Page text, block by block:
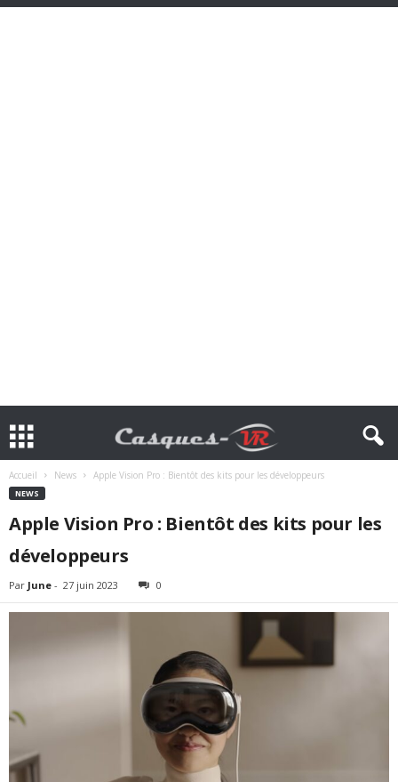
Accueil News Apple Vision Pro : Bientôt des kits pour les développeurs
NEWS
Apple Vision Pro : Bientôt des kits pour les
développeurs
Par June - 27 juin 2023 0